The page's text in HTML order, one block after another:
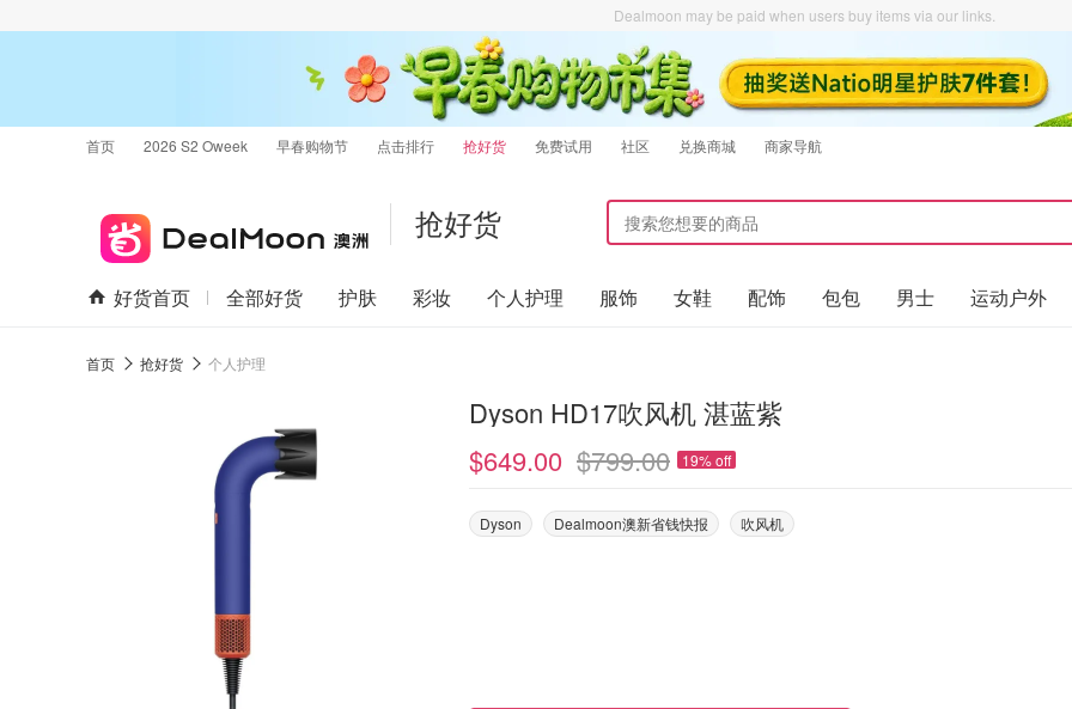
Dealmoon may be paid when users buy items via our links.
首页 2026 S2 Oweek 早春购物节 点击排行 抢好货 免费试用 社区 兑换商城 商家导航
抢好货
好货首页 全部好货 护肤 彩妆 个人护理 服饰 女鞋 配饰 包包 男士 运动户外
首页 抢好货 个人护理
Dyson HD17吹风机 湛蓝紫
$649.00 $799.00 19% off
Dyson Dealmoon澳新省钱快报 吹风机